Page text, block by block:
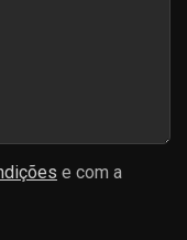
e com a